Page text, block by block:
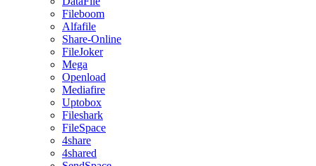
Fileboom
Alfafile
Share-Online
FileJoker
Mega
Openload
Mediafire
Uptobox
Fileshark
FileSpace
4share
4shared